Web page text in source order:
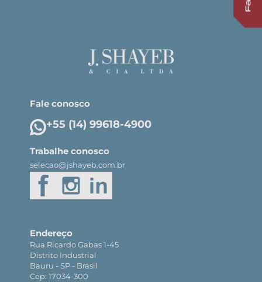
Fale conosco
+55 (14) 99618-4900
Trabalhe conosco
selecao@jshayeb.com.br
Endereço
Rua Ricardo Gabas 1-45
Distrito Industrial
Bauru - SP - Brasil
Cep: 17034-300